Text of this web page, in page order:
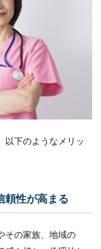
以下のようなメリッ
頼性が高まる
その家族、地域の